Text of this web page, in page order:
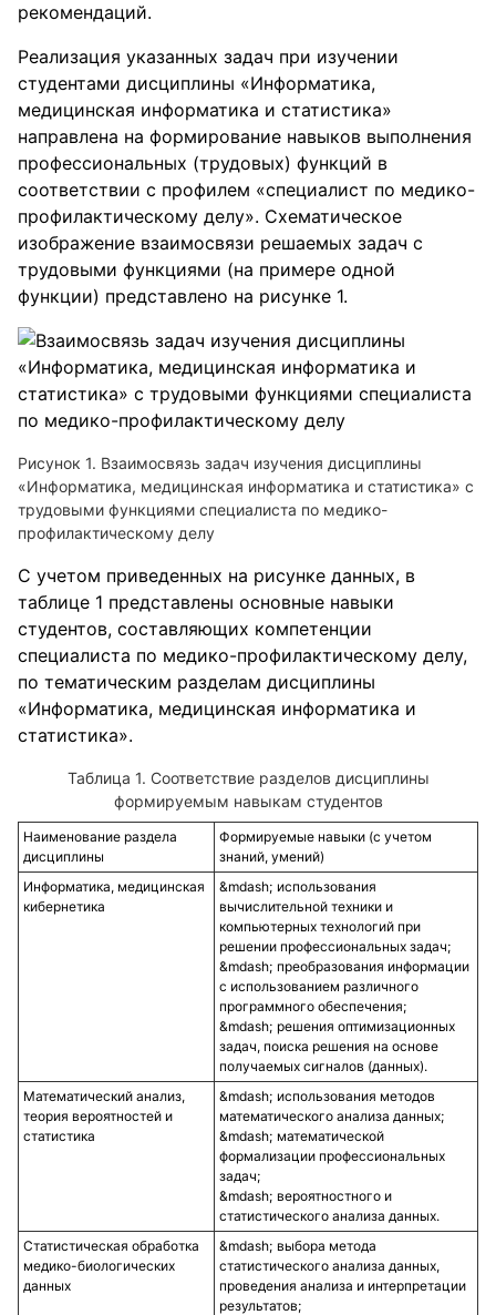
рекомендаций.
Реализация указанных задач при изучении
студентами дисциплины «Информатика,
медицинская информатика и статистика»
направлена на формирование навыков выполнения
профессиональных (трудовых) функций в
соответствии с профилем «специалист по медико-
профилактическому делу». Схематическое
изображение взаимосвязи решаемых задач с
трудовыми функциями (на примере одной
функции) представлено на рисунке 1.
Рисунок 1. Взаимосвязь задач изучения дисциплины
«Информатика, медицинская информатика и статистика» с
трудовыми функциями специалиста по медико-
профилактическому делу
С учетом приведенных на рисунке данных, в
таблице 1 представлены основные навыки
студентов, составляющих компетенции
специалиста по медико-профилактическому делу,
по тематическим разделам дисциплины
«Информатика, медицинская информатика и
статистика».
Таблица 1. Соответствие разделов дисциплины
формируемым навыкам студентов
Наименование раздела
дисциплины
Формируемые навыки (с учетом
знаний, умений)
Информатика, медицинская
кибернетика
использования
вычислительной техники и
компьютерных технологий при
решении профессиональных задач;
преобразования информации
с использованием различного
программного обеспечения;
решения оптимизационных
задач, поиска решения на основе
получаемых сигналов (данных).
Математический анализ,
теория вероятностей и
статистика
использования методов
математического анализа данных;
математической
формализации профессиональных
задач;
вероятностного и
статистического анализа данных.
Статистическая обработка
медико-биологических
данных
выбора метода
статистического анализа данных,
проведения анализа и интерпретации
результатов;